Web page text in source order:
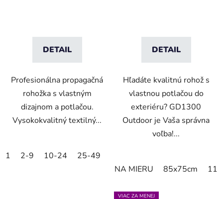
DETAIL
Profesionálna propagačná
rohožka s vlastným
dizajnom a potlačou.
Vysokokvalitný textilný...
1 2-9 10-24 25-49
DETAIL
Hľadáte kvalitnú rohož s
vlastnou potlačou do
exteriéru? GD1300
Outdoor je Vaša správna
voľba!...
NA MIERU 85x75cm
VIAC ZA MENEJ